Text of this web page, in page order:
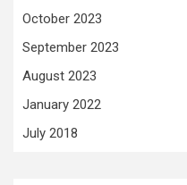
October 2023
September 2023
August 2023
January 2022
July 2018